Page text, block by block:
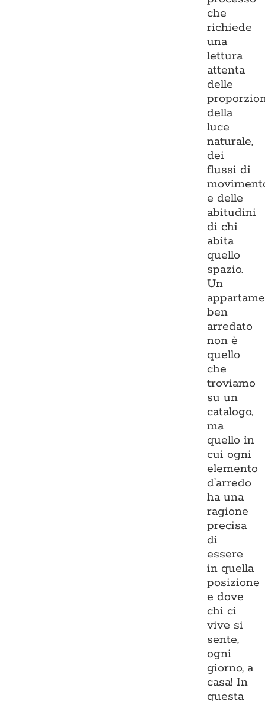
che
richiede
una
lettura
attenta
delle
della
luce
naturale,
dei
flussi di
e delle
abitudini
di chi
abita
quello
spazio.
Un
ben
arredato
non è
quello
che
troviamo
su un
catalogo,
ma
quello in
cui ogni
elemento
d’arredo
ha una
ragione
precisa
di
essere
in quella
posizione
e dove
chi ci
vive si
sente,
ogni
giorno, a
casa! In
questa